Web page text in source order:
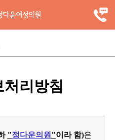
리방침
"정다운의원"이라 함)은